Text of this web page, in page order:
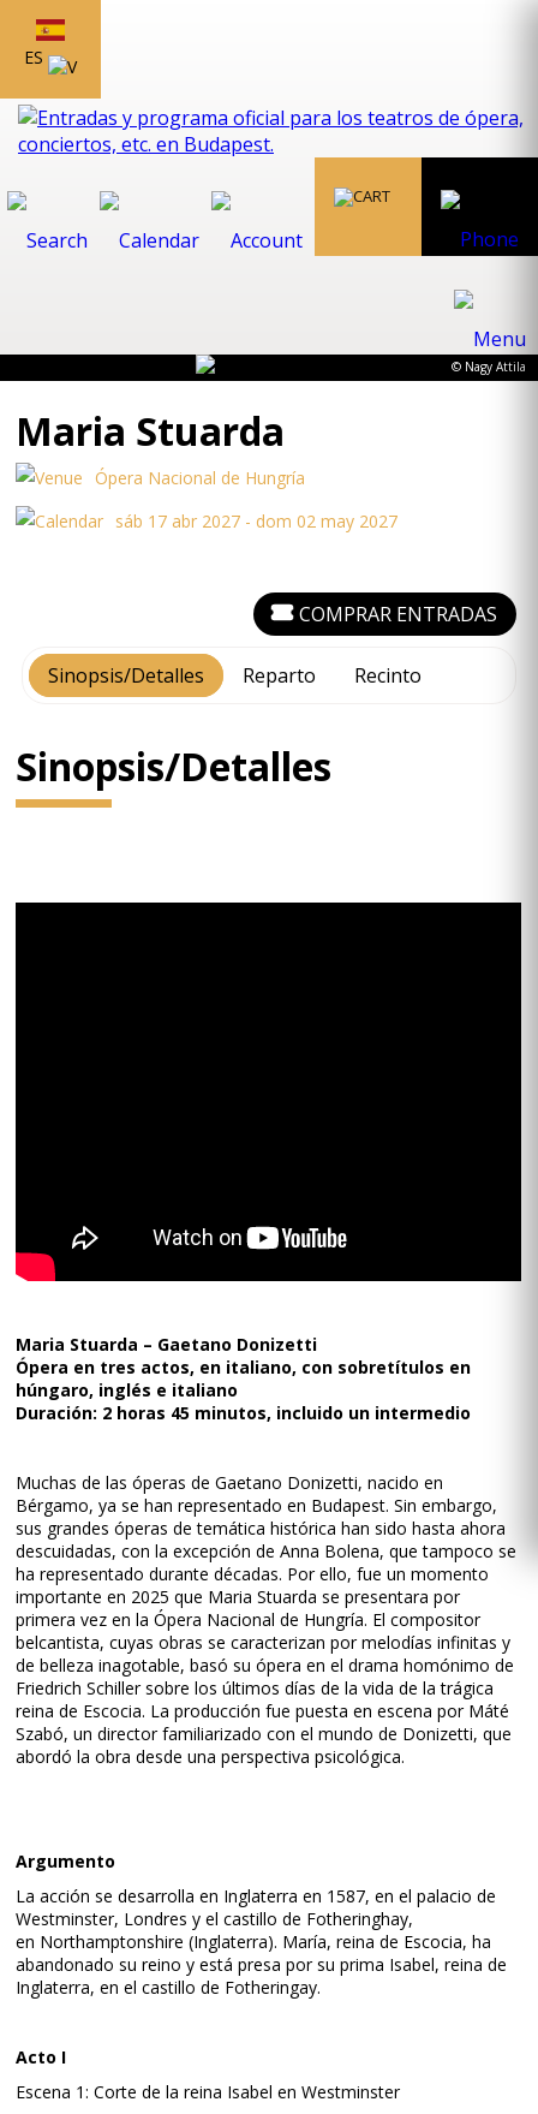
ES
© Nagy Attila
Maria Stuarda
Ópera Nacional de Hungría
sáb 17 abr 2027 - dom 02 may 2027
Sinopsis/Detalles Reparto Recinto
COMPRAR ENTRADAS
Sinopsis/Detalles
Maria Stuarda – Gaetano Donizetti
Ópera en tres actos, en italiano, con sobretítulos en
húngaro, inglés e italiano
Duración: 2 horas 45 minutos, incluido un intermedio
Muchas de las óperas de Gaetano Donizetti, nacido en
Bérgamo, ya se han representado en Budapest. Sin embargo,
sus grandes óperas de temática histórica han sido hasta ahora
descuidadas, con la excepción de Anna Bolena, que tampoco se
ha representado durante décadas. Por ello, fue un momento
importante en 2025 que Maria Stuarda se presentara por
primera vez en la Ópera Nacional de Hungría. El compositor
belcantista, cuyas obras se caracterizan por melodías infinitas y
de belleza inagotable, basó su ópera en el drama homónimo de
Friedrich Schiller sobre los últimos días de la vida de la trágica
reina de Escocia. La producción fue puesta en escena por Máté
Szabó, un director familiarizado con el mundo de Donizetti, que
abordó la obra desde una perspectiva psicológica.
Argumento
La acción se desarrolla en Inglaterra en 1587, en el palacio de
Westminster, Londres y el castillo de Fotheringhay,
en Northamptonshire (Inglaterra). María, reina de Escocia, ha
abandonado su reino y está presa por su prima Isabel, reina de
Inglaterra, en el castillo de Fotheringay.
Acto I
Escena 1: Corte de la reina Isabel en Westminster